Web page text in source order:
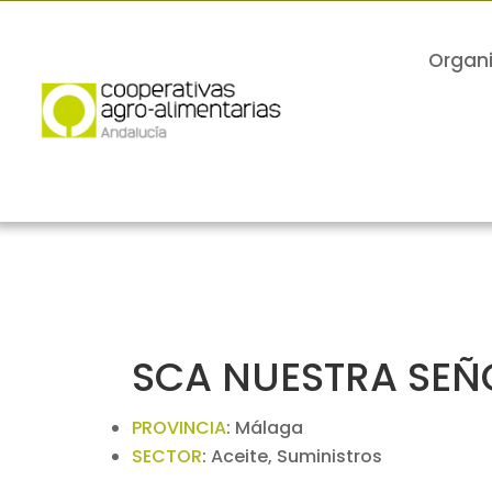
SCA NUESTRA
PROVINCIA: Málaga
SECTOR:Aceite, Suministros